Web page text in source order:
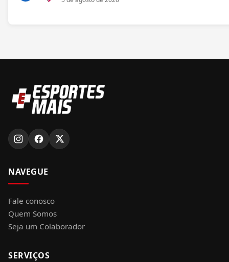
NAVEGUE
Fale conosco
Quem Somos
Seja um Colaborador
SERVIÇOS